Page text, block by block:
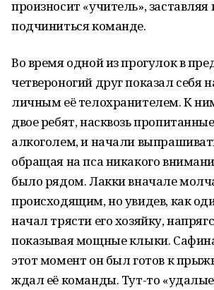
произносит «учитель», заставляя
подчиниться команде.
Во время одной из прогулок в
четвероногий друг показал себя
личным её телохранителем. К
двое ребят, насквозь
алкоголем, и начали
обращая на пса никакого
было рядом. Лакки вначале
происходящим, но увидев, как
начал трясти его хозяйку,
показывая мощные клыки.
этот момент он был готов к
ждал её команды. Тут-то